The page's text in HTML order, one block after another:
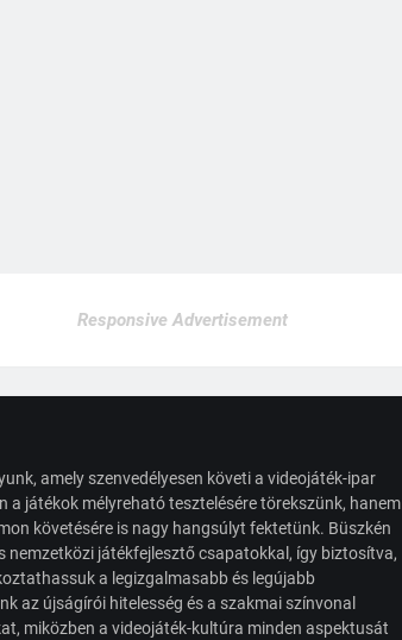
Responsive Advertisement
amely szenvedélyesen követi a videojáték-ipar
a játékok mélyreható tesztelésére törekszünk, hanem
követésére is nagy hangsúlyt fektetünk. Büszkén
nemzetközi játékfejlesztő csapatokkal, így biztosítva,
a legizgalmasabb és legújabb
az újságírói hitelesség és a szakmai színvonal
miközben a videojáték-kultúra minden aspektusát